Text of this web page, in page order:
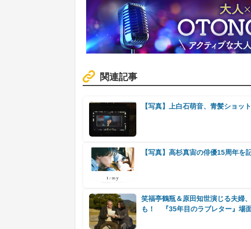
関連記事
【写真】上白石萌音、青髪ショッ
【写真】高杉真宙の俳優15周年
笑福亭鶴瓶＆原田知世演じる夫婦
も！ 『35年目のラブレター』場